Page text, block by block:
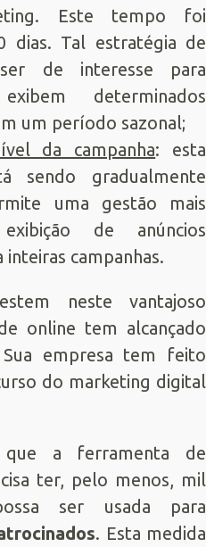
Este tempo foi
dias. Tal estratégia de
de interesse para
determinados
um período sazonal;
da campanha: esta
sendo gradualmente
uma gestão mais
de anúncios
campanhas.
neste vantajoso
online tem alcançado
empresa tem feito
do marketing digital
a ferramenta de
ter, pelo menos, mil
ser usada para
. Esta medida